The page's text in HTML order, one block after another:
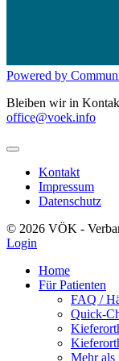
Powered by
Bleiben wir in
office@voek.info
Kontakt
Impressum
Datenschutz
© 2026 VÖK -
Login
Home
Für Patienten
FAQ /
Quick-
Mehr als